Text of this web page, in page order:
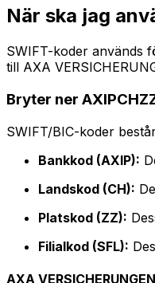
När ska jag
SWIFT-koder används
till AXA
Bryter ner
SWIFT/BIC-koder
Bankkod (AXIP):
Landskod (CH):
Platskod (ZZ):
Filialkod (SFL):
AXA